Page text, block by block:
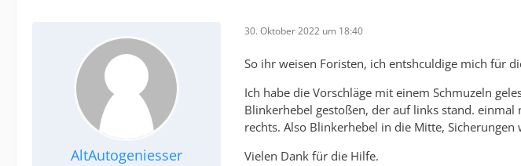
AltAutogeniesser
30. Oktober 2022 um 18:40
So ihr weisen Foristen, ich entshculdige mich für
Ich habe die Vorschläge mit einem Schmuzeln
Blinkerhebel gestoßen, der auf links stand. einmal
rechts. Also Blinkerhebel in die Mitte,
Vielen Dank für die Hilfe.